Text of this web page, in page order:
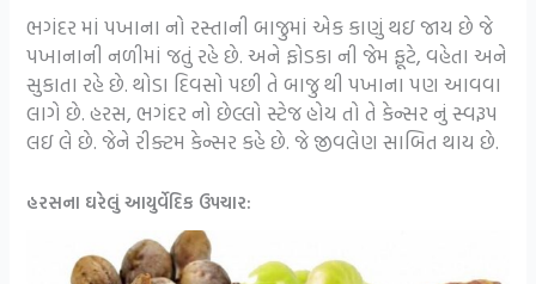
ભગંદર માં પખાના નો રસ્તાની બાજુમાં એક કાણું થઇ જાય છે જે
પખાનાની નળીમાં જતું રહે છે. અને ફોડકા ની જેમ ફૂટે, વહેતા અને
સુકાતા રહે છે. થોડા દિવસો પછી તે બાજુ થી પખાના પણ આવવા
લાગે છે. હરસ, ભગંદર નો છેલ્લો સ્ટેજ હોય તો તે કેન્સર નું સ્વરૂપ
લઇ લે છે. જેને રીક્ટમ કેન્સર કહે છે. જે જીવલેણ સાબિત થાય છે.
હરસના ઘરેલું આયુર્વેદિક ઉપચાર: